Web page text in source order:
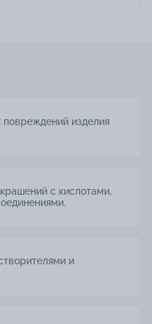
повреждений изделия
с кислотами,
и